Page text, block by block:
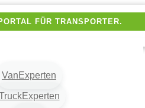
FÜR TRANSPORTER.
VanExperten